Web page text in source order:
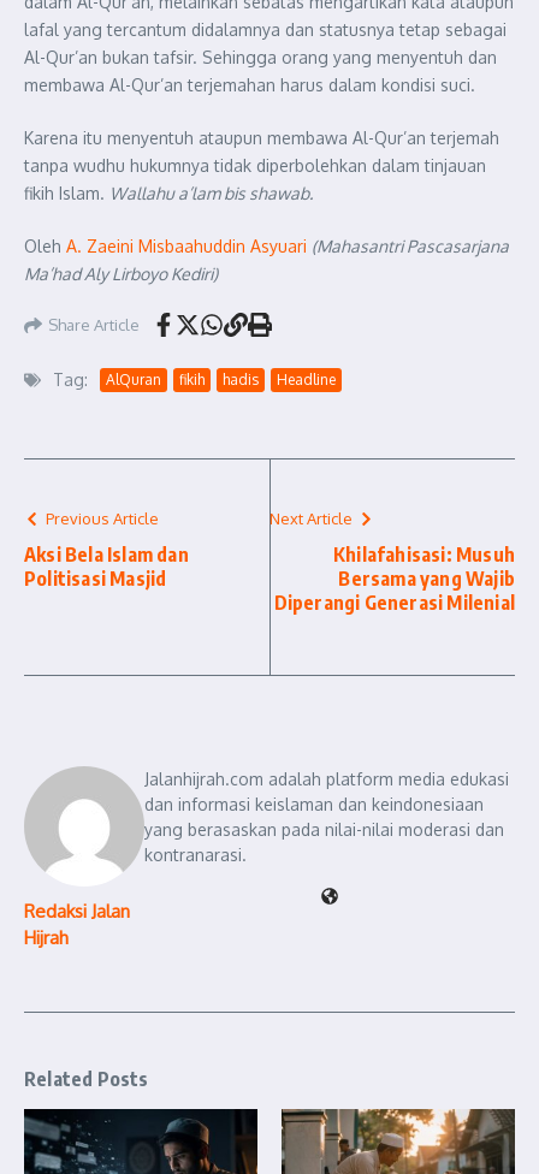
lafal yang tercantum didalamnya dan statusnya tetap sebagai
Al-Qur’an bukan tafsir. Sehingga orang yang menyentuh dan
membawa Al-Qur’an terjemahan harus dalam kondisi suci.
Karena itu menyentuh ataupun membawa Al-Qur’an terjemah
tanpa wudhu hukumnya tidak diperbolehkan dalam tinjauan
fikih Islam. Wallahu a’lam bis shawab.
Oleh A. Zaeini Misbaahuddin Asyuari (Mahasantri Pascasarjana
Ma’had Aly Lirboyo Kediri)
Share Article
Tag: AlQuran fikih hadis Headline
Previous Article
Aksi Bela Islam dan
Politisasi Masjid
Next Article
Khilafahisasi: Musuh
Bersama yang Wajib
Diperangi Generasi Milenial
Redaksi Jalan
Hijrah
Jalanhijrah.com adalah platform media edukasi
dan informasi keislaman dan keindonesiaan
yang berasaskan pada nilai-nilai moderasi dan
kontranarasi.
Related Posts